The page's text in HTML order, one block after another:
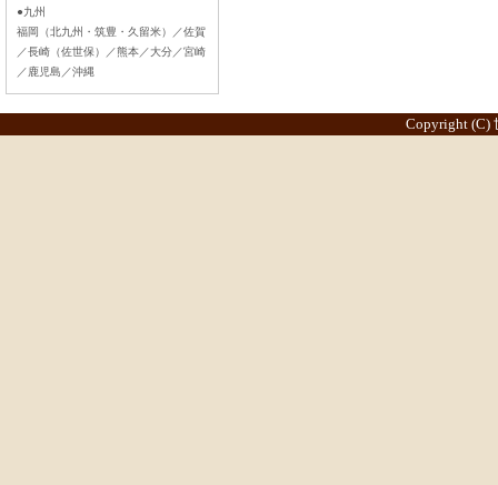
●九州
福岡（北九州・筑豊・久留米）／佐賀
／長崎（佐世保）／熊本／大分／宮崎
／鹿児島／沖縄
Copyright (C)